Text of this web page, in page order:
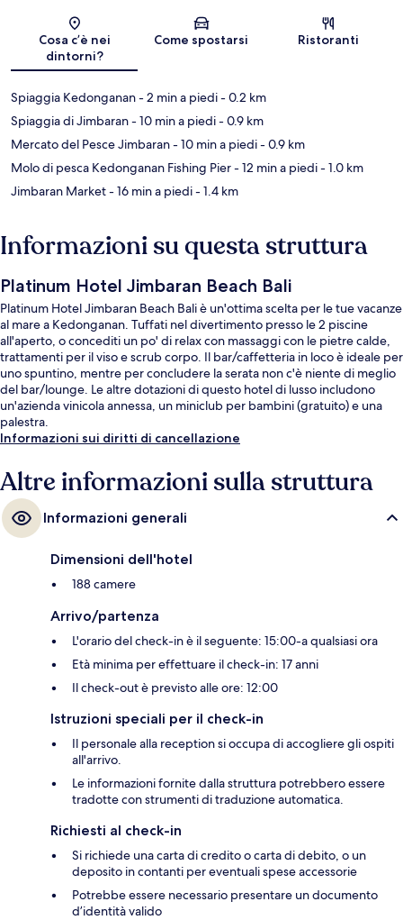
Mappa
Cosa c’è nei
dintorni?
Come spostarsi Ristoranti
Spiaggia Kedonganan- 2 min a piedi- 0.2 km
Spiaggia di Jimbaran- 10 min a piedi- 0.9 km
Mercato del Pesce Jimbaran- 10 min a piedi- 0.9 km
Molo di pesca Kedonganan Fishing Pier- 12 min a piedi- 1.0 km
Jimbaran Market- 16 min a piedi- 1.4 km
Informazioni su questa struttura
Platinum Hotel Jimbaran Beach Bali
Platinum Hotel Jimbaran Beach Bali è un'ottima scelta per le tue vacanze
al mare a Kedonganan. Tuffati nel divertimento presso le 2 piscine
all'aperto, o concediti un po' di relax con massaggi con le pietre calde,
trattamenti per il viso e scrub corpo. Il bar/caffetteria in loco è ideale per
uno spuntino, mentre per concludere la serata non c'è niente di meglio
del bar/lounge. Le altre dotazioni di questo hotel di lusso includono
un'azienda vinicola annessa, un miniclub per bambini (gratuito) e una
palestra.
Informazioni sui diritti di cancellazione
Altre informazioni sulla struttura
Informazioni generali
Dimensioni dell'hotel
188 camere
Arrivo/partenza
L'orario del check-in è il seguente: 15:00-a qualsiasi ora
Età minima per effettuare il check-in: 17 anni
Il check-out è previsto alle ore: 12:00
Istruzioni speciali per il check-in
Il personale alla reception si occupa di accogliere gli ospiti
all'arrivo.
Le informazioni fornite dalla struttura potrebbero essere
tradotte con strumenti di traduzione automatica.
Richiesti al check-in
Si richiede una carta di credito o carta di debito, o un
deposito in contanti per eventuali spese accessorie
Potrebbe essere necessario presentare un documento
d’identità valido